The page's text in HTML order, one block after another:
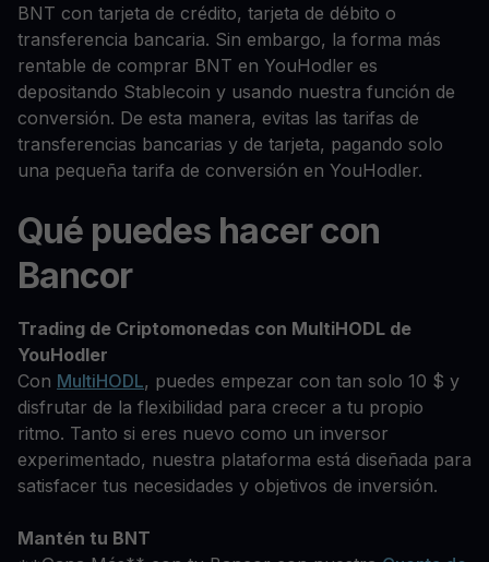
BNT con tarjeta de crédito, tarjeta de débito o
transferencia bancaria. Sin embargo, la forma más
rentable de comprar BNT en YouHodler es
depositando Stablecoin y usando nuestra función de
conversión. De esta manera, evitas las tarifas de
transferencias bancarias y de tarjeta, pagando solo
una pequeña tarifa de conversión en YouHodler.
Qué puedes hacer con
Bancor
Trading de Criptomonedas con MultiHODL de
YouHodler
Con MultiHODL, puedes empezar con tan solo 10 $ y
disfrutar de la flexibilidad para crecer a tu propio
ritmo. Tanto si eres nuevo como un inversor
experimentado, nuestra plataforma está diseñada para
satisfacer tus necesidades y objetivos de inversión.
Mantén tu BNT